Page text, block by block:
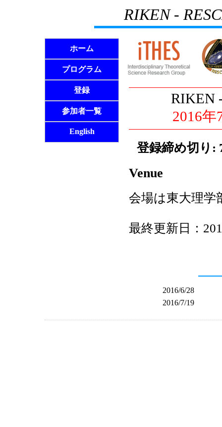
RIKEN -
ホーム
プログラム
登録
参加者一覧
English
RIKEN
2016年
登録締め切り:
Venue
会場は東大理学
最終更新日：
2016/6/28
2016/7/19